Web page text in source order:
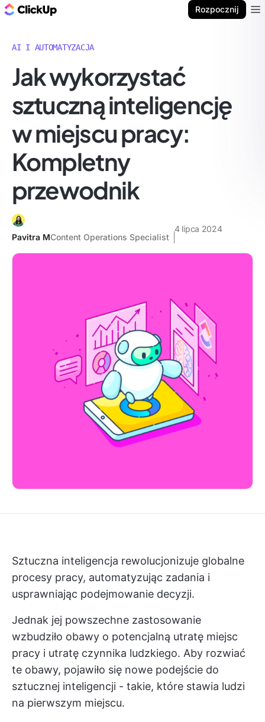
Rozpocznij
AI I AUTOMATYZACJA
Jak wykorzystać
sztuczną inteligencję
w miejscu pracy:
Kompletny
przewodnik
Pavitra MContent Operations Specialist
4 lipca 2024
Sztuczna inteligencja rewolucjonizuje globalne
procesy pracy, automatyzując zadania i
usprawniając podejmowanie decyzji.
Jednak jej powszechne zastosowanie
wzbudziło obawy o potencjalną utratę miejsc
pracy i utratę czynnika ludzkiego. Aby rozwiać
te obawy, pojawiło się nowe podejście do
sztucznej inteligencji - takie, które stawia ludzi
na pierwszym miejscu.